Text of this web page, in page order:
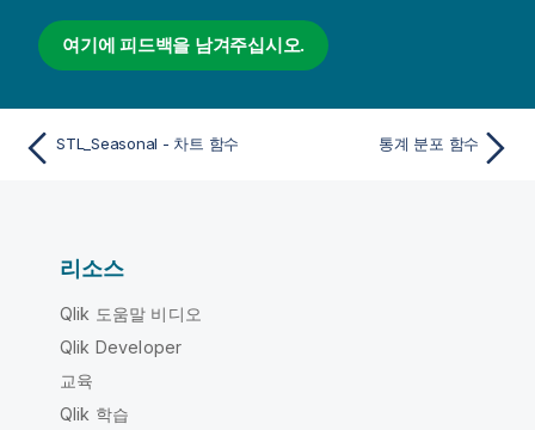
여기에 피드백을 남겨주십시오.
STL_Seasonal - 차트 함수 통계 분포 함수
리소스
Qlik 도움말 비디오
Qlik Developer
교육
Qlik 학습